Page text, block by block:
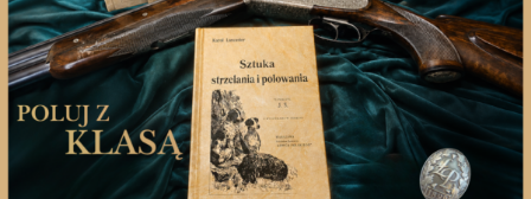
Strategia ma również charakter edukacyjny,
zarówno dla samych myśliwych, ale przede
wszystkim dla osób spoza naszego grona.
Zachęcamy do korzystania z analiz oraz wniosków
przedstawionych w dokumencie.